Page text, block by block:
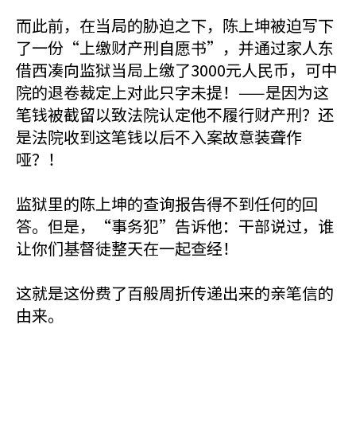
而此前，在当局的胁迫之下，陈上坤被迫写下
了一份“上缴财产刑自愿书”，并通过家人东
借西凑向监狱当局上缴了3000元人民币，可中
院的退卷裁定上对此只字未提！——是因为这
笔钱被截留以致法院认定他不履行财产刑？还
是法院收到这笔钱以后不入案故意装聋作
哑？！
监狱里的陈上坤的查询报告得不到任何的回
答。但是，“事务犯”告诉他：干部说过，谁
让你们基督徒整天在一起查经！
这就是这份费了百般周折传递出来的亲笔信的
由来。